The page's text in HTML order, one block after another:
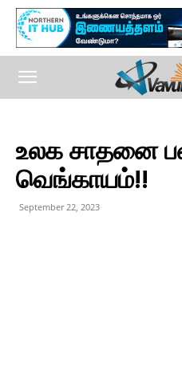
உலக சாதனை
வெங்காயம்!!
September 22, 2023